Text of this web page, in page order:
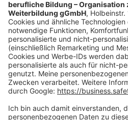
Vertrag widerrufen
Zahlungsarten
Social Media